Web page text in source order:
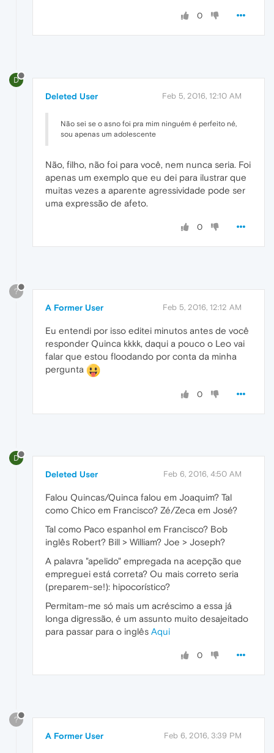
0
D
Deleted User Feb 5, 2016, 12:10 AM
Não sei se o asno foi pra mim ninguém é perfeito né,
sou apenas um adolescente
Não, filho, não foi para você, nem nunca seria. Foi
apenas um exemplo que eu dei para ilustrar que
muitas vezes a aparente agressividade pode ser
uma expressão de afeto.
0
?
A Former User Feb 5, 2016, 12:12 AM
Eu entendi por isso editei minutos antes de você
responder Quinca kkkk, daqui a pouco o Leo vai
falar que estou floodando por conta da minha
pergunta
0
D
Deleted User Feb 6, 2016, 4:50 AM
Falou Quincas/Quinca falou em Joaquim? Tal
como Chico em Francisco? Zé/Zeca em José?
Tal como Paco espanhol em Francisco? Bob
inglês Robert? Bill > William? Joe > Joseph?
A palavra "apelido" empregada na acepção que
empreguei está correta? Ou mais correto seria
(preparem-se!): hipocorístico?
Permitam-me só mais um acréscimo a essa já
longa digressão, é um assunto muito desajeitado
para passar para o inglês Aqui
0
?
A Former User Feb 6, 2016, 3:39 PM